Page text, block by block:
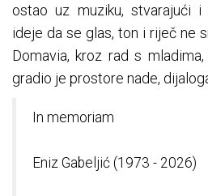
ostao uz muziku, stvarajući i
ideje da se glas, ton i riječ ne
Domavia, kroz rad s
gradio je prostore nade,
In memoriam
Eniz Gabeljić (1973 - 2026)